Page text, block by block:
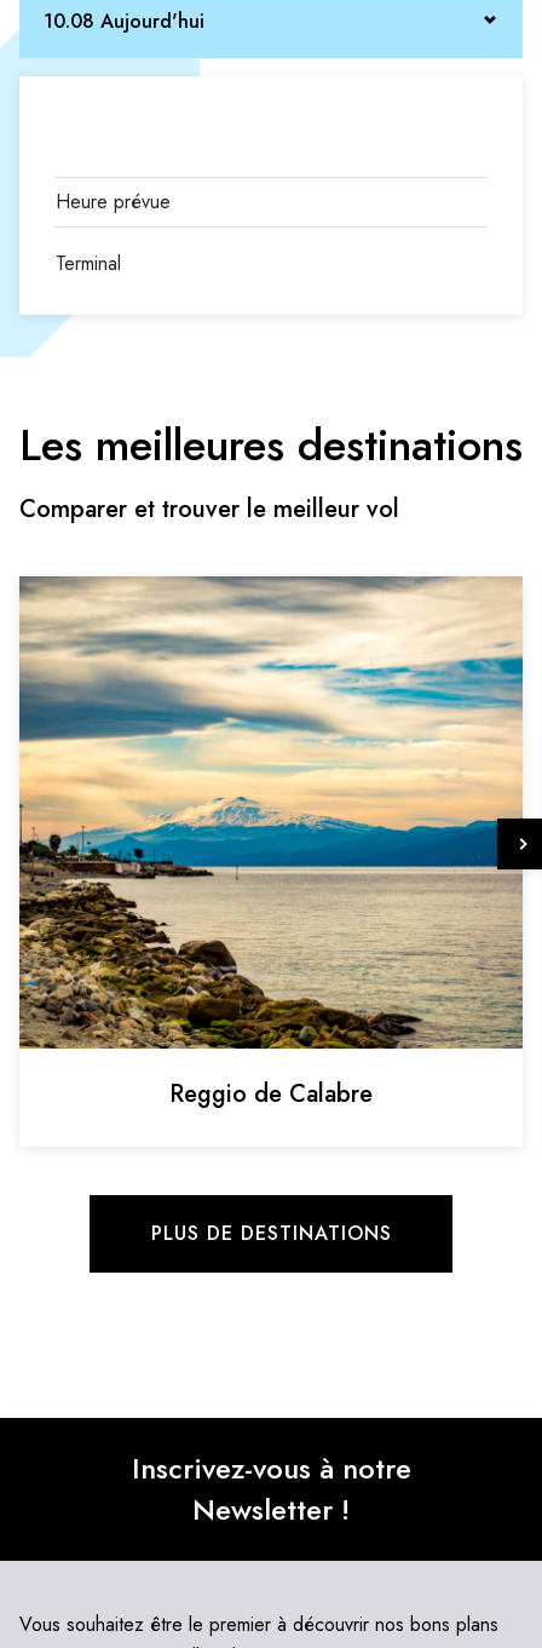
10.08 Aujourd'hui
Terminal
Les meilleures destinations
Comparer et trouver le meilleur vol
Reggio de Calabre
PLUS DE DESTINATIONS
Inscrivez-vous à notre
Newsletter !
Vous souhaitez être le premier à découvrir nos bons plans